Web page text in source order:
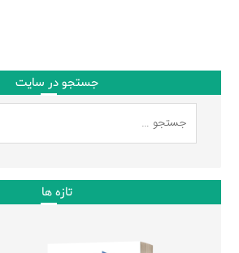
جستجو در سایت
تازه ها